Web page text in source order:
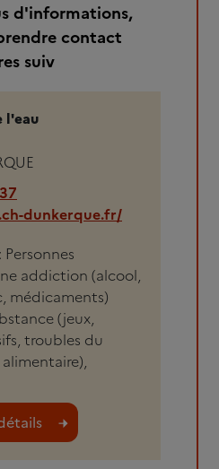
d'informations,
contact
suiv
l'eau
dunkerque.fr/
addiction (alcool,
médicaments)
(jeux,
troubles du